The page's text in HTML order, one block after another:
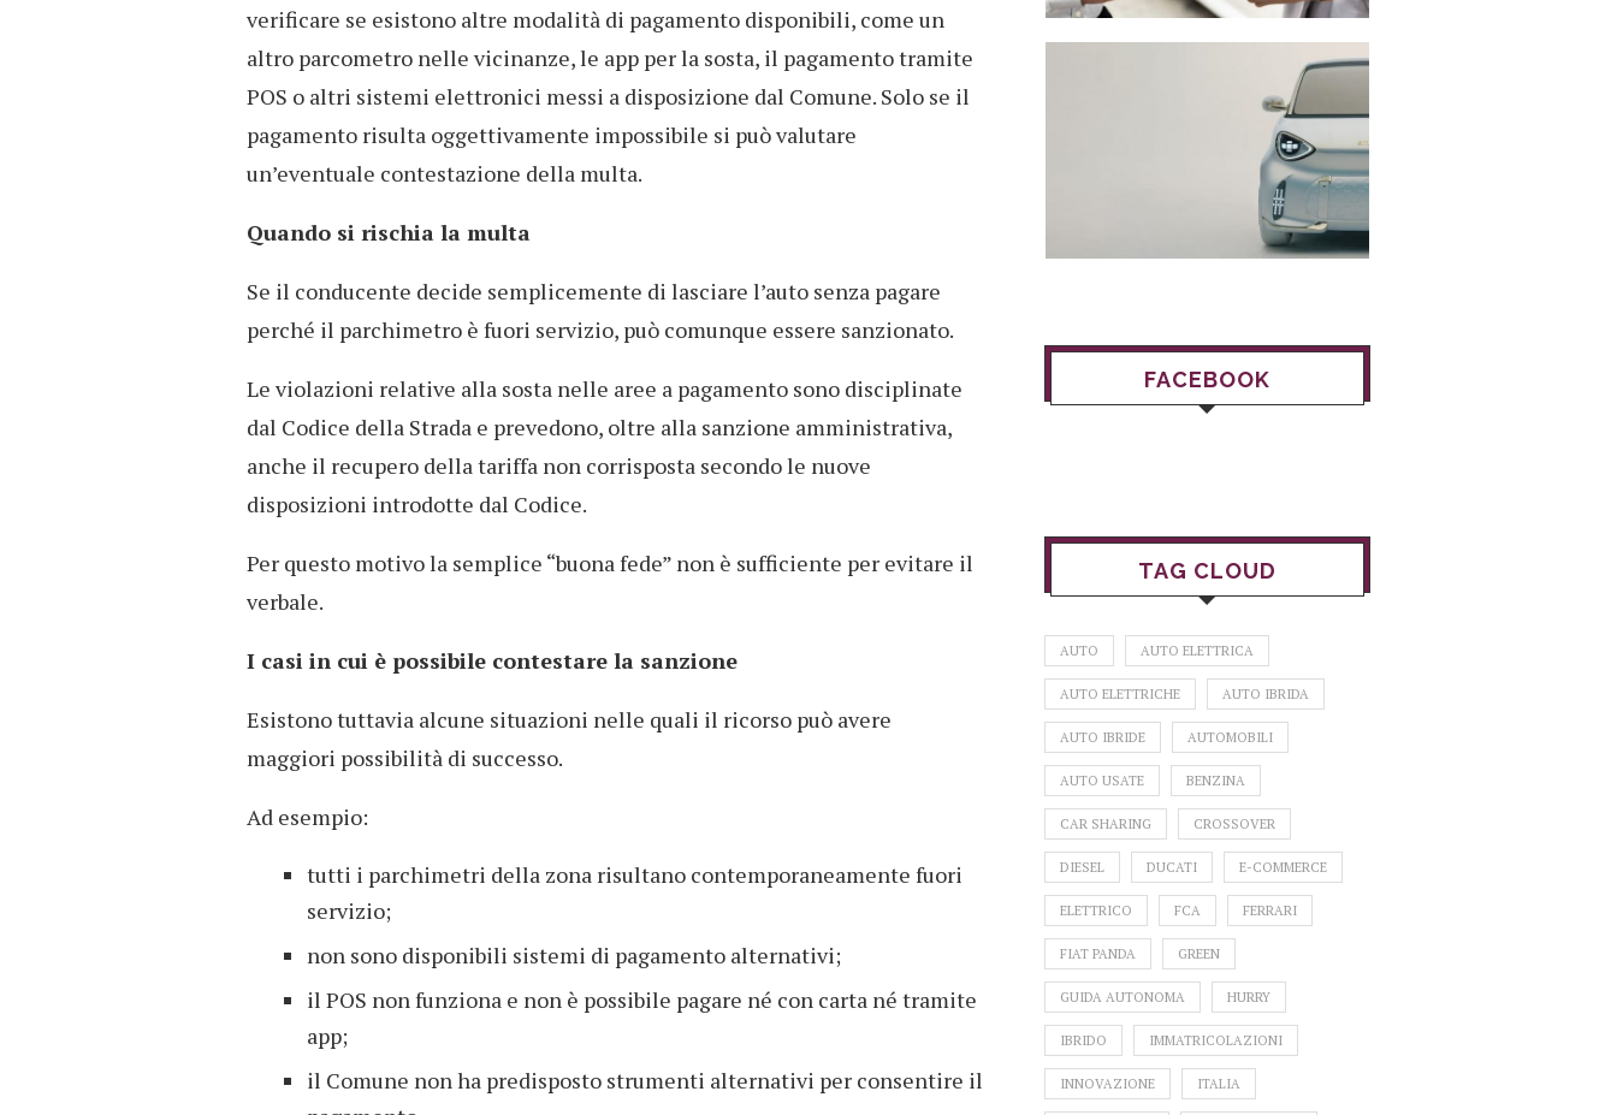
verificare se esistono altre modalità di pagamento disponibili, come un
altro parcometro nelle vicinanze, le app per la sosta, il pagamento tramite
POS o altri sistemi elettronici messi a disposizione dal Comune. Solo se il
pagamento risulta oggettivamente impossibile si può valutare
un’eventuale contestazione della multa.
Quando si rischia la multa
Se il conducente decide semplicemente di lasciare l’auto senza pagare
perché il parchimetro è fuori servizio, può comunque essere sanzionato.
Le violazioni relative alla sosta nelle aree a pagamento sono disciplinate
dal Codice della Strada e prevedono, oltre alla sanzione amministrativa,
anche il recupero della tariffa non corrisposta secondo le nuove
disposizioni introdotte dal Codice.
Per questo motivo la semplice “buona fede” non è sufficiente per evitare il
verbale.
I casi in cui è possibile contestare la sanzione
Esistono tuttavia alcune situazioni nelle quali il ricorso può avere
maggiori possibilità di successo.
Ad esempio:
tutti i parchimetri della zona risultano contemporaneamente fuori
servizio;
non sono disponibili sistemi di pagamento alternativi;
il POS non funziona e non è possibile pagare né con carta né tramite
app;
il Comune non ha predisposto strumenti alternativi per consentire il
FACEBOOK
TAG CLOUD
AUTO AUTO ELETTRICA
AUTO ELETTRICHE AUTO IBRIDA
AUTO IBRIDE AUTOMOBILI
AUTO USATE BENZINA
CAR SHARING CROSSOVER
DIESEL DUCATI E-COMMERCE
ELETTRICO FCA FERRARI
FIAT PANDA GREEN
GUIDA AUTONOMA HURRY
IBRIDO IMMATRICOLAZIONI
INNOVAZIONE ITALIA